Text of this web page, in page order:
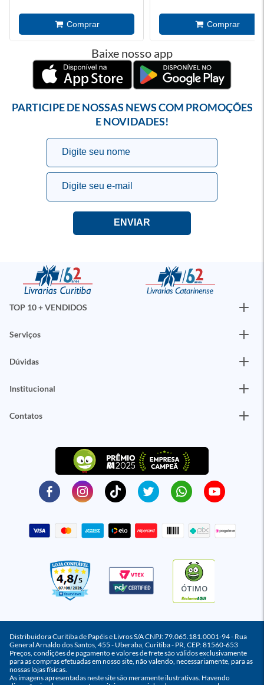
Baixe nosso app
PARTICIPE DE NOSSAS NEWS COM PROMOÇÕES
E NOVIDADES!
TOP 10 + VENDIDOS
Serviços
Dúvidas
Institucional
Contatos
ÓTIMO
Distribuidora Curitiba de Papéis e Livros S/A CNPJ: 79.065.181.0001-94 - Rua
General Arnaldo dos Santos, 455 - Uberaba, Curitiba - PR, CEP: 81560-653
Preços, condições de pagamento e valores de frete são válidos exclusivamente
para as compras efetuadas em nosso site, não valendo, necessariamente, para as
nossas lojas físicas.
As imagens apresentadas neste site são meramente ilustrativas. Havendo